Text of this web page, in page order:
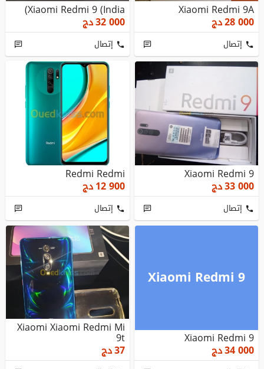
Xiaomi Redmi 9A
28 000دج
إتصال
Xiaomi Redmi 9 (India)
32 000دج
إتصال
Xiaomi Redmi 9
33 000دج
إتصال
Redmi Redmi
12 900دج
إتصال
Xiaomi Redmi 9
Xiaomi Redmi 9
34 000دج
Xiaomi Xiaomi Redmi Mi
9t
37دج